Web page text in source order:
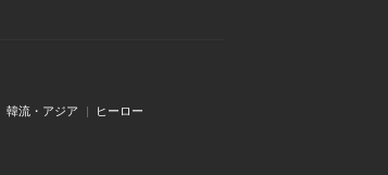
韓流・アジア ヒーロー